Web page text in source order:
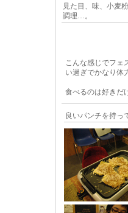
見た目、味、小麦
調理…。
こんな感じでフェ
い過ぎでかなり体
食べるのは好きだ
良いパンチを持っ